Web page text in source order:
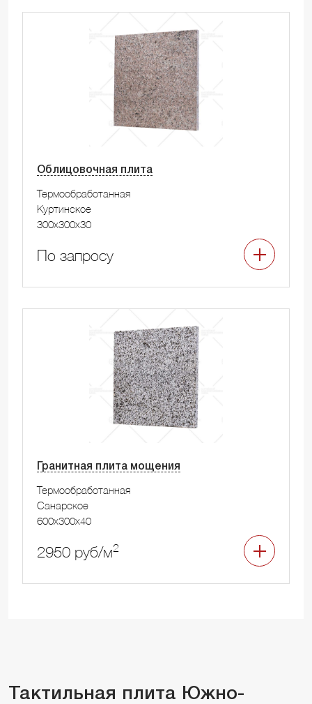
Облицовочная плита
Термообработанная
Куртинское
300x300x30
По запросу
Гранитная плита мощения
Термообработанная
Санарское
600x300x40
2950 руб/м2
Тактильная плита Южно-